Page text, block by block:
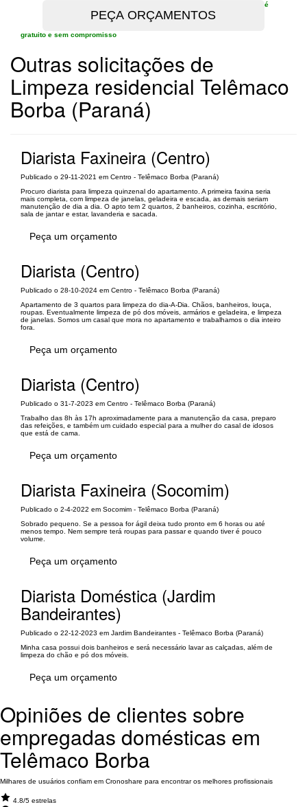
é
gratuito e sem compromisso
Outras solicitações de
Limpeza residencial Telêmaco
Borba (Paraná)
Diarista Faxineira (Centro)
Publicado o 29-11-2021 em Centro - Telêmaco Borba (Paraná)
Procuro diarista para limpeza quinzenal do apartamento. A primeira faxina seria
mais completa, com limpeza de janelas, geladeira e escada, as demais seriam
manutenção de dia a dia. O apto tem 2 quartos, 2 banheiros, cozinha, escritório,
sala de jantar e estar, lavanderia e sacada.
Peça um orçamento
Diarista (Centro)
Publicado o 28-10-2024 em Centro - Telêmaco Borba (Paraná)
Apartamento de 3 quartos para limpeza do dia-A-Dia. Chãos, banheiros, louça,
roupas. Eventualmente limpeza de pó dos móveis, armários e geladeira, e limpeza
de janelas. Somos um casal que mora no apartamento e trabalhamos o dia inteiro
fora.
Peça um orçamento
Diarista (Centro)
Publicado o 31-7-2023 em Centro - Telêmaco Borba (Paraná)
Trabalho das 8h às 17h aproximadamente para a manutenção da casa, preparo
das refeições, e também um cuidado especial para a mulher do casal de idosos
que está de cama.
Peça um orçamento
Diarista Faxineira (Socomim)
Publicado o 2-4-2022 em Socomim - Telêmaco Borba (Paraná)
Sobrado pequeno. Se a pessoa for ágil deixa tudo pronto em 6 horas ou até
menos tempo. Nem sempre terá roupas para passar e quando tiver é pouco
volume.
Peça um orçamento
Diarista Doméstica (Jardim
Bandeirantes)
Publicado o 22-12-2023 em Jardim Bandeirantes - Telêmaco Borba (Paraná)
Minha casa possui dois banheiros e será necessário lavar as calçadas, além de
limpeza do chão e pó dos móveis.
Peça um orçamento
Opiniões de clientes sobre
empregadas domésticas em
Telêmaco Borba
Milhares de usuários confiam em Cronoshare para encontrar os melhores profissionais
4.8/5 estrelas